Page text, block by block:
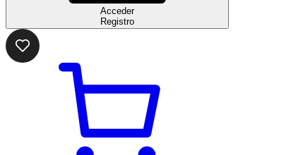
Acceder
Registro